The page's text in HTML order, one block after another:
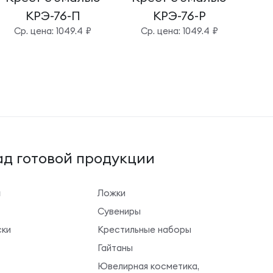
КРЭ-76-П
Cр. цена: 1049.4 ₽
КРЭ-76-Р
Cр. цена: 1049.4 ₽
готовой продукции
Ложки
Сувениры
Крестильные наборы
Гайтаны
Ювелирная косметика,